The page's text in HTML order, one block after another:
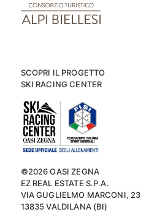
SCOPRI IL PROGETTO
SKI RACING CENTER
©2026 OASI ZEGNA
EZ REAL ESTATE S.P.A.
VIA GUGLIELMO MARCONI, 23
13835 VALDILANA (BI)